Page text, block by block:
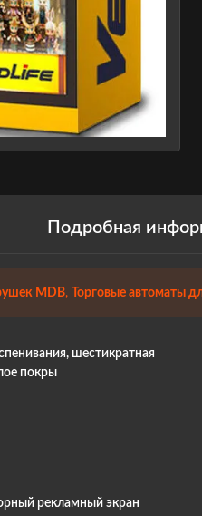
Подробная
MDB, Торговые автоматы
шестикратная
покры
рекламный экран